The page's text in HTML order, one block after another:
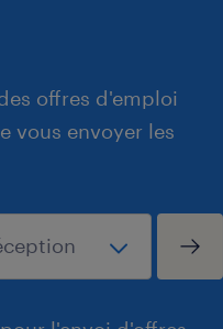
offres d'emploi
vous envoyer les